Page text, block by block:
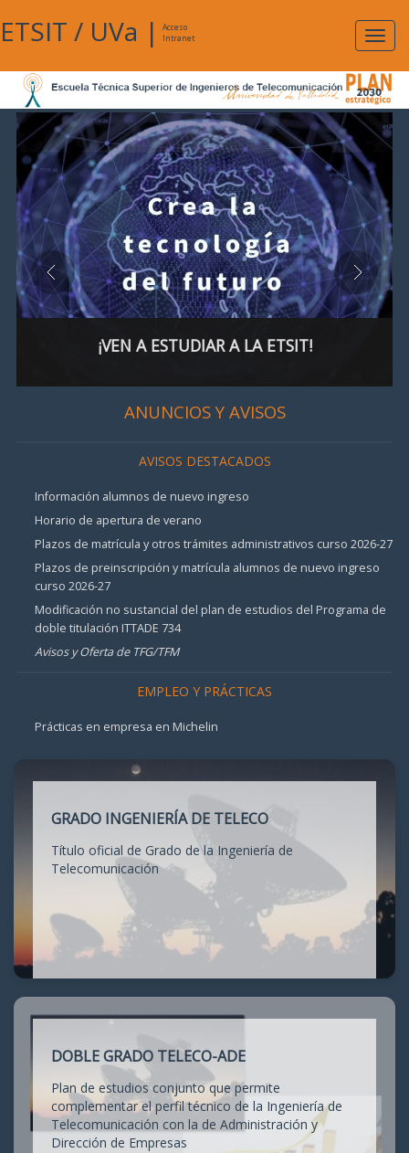
ETSIT / UVa |
Acceso
Intranet
¡VEN A ESTUDIAR A LA ETSIT!
ANUNCIOS Y AVISOS
AVISOS DESTACADOS
Información alumnos de nuevo ingreso
Horario de apertura de verano
Plazos de matrícula y otros trámites administrativos curso 2026-27
Plazos de preinscripción y matrícula alumnos de nuevo ingreso
curso 2026-27
Modificación no sustancial del plan de estudios del Programa de
doble titulación ITTADE 734
Avisos y Oferta de TFG/TFM
EMPLEO Y PRÁCTICAS
Prácticas en empresa en Michelin
GRADO INGENIERÍA DE TELECO
Título oficial de Grado de la Ingeniería de
Telecomunicación
DOBLE GRADO TELECO-ADE
Plan de estudios conjunto que permite
complementar el perfil técnico de la Ingeniería de
Telecomunicación con la de Administración y
Dirección de Empresas